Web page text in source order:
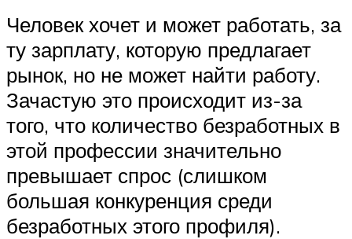
Человек хочет и может работать, за
ту зарплату, которую предлагает
рынок, но не может найти работу.
Зачастую это происходит из-за
того, что количество безработных в
этой профессии значительно
превышает спрос (слишком
большая конкуренция среди
безработных этого профиля).